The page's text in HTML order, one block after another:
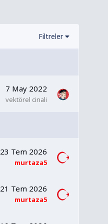
Filtreler
7 May 2022
vektörel cinali
23 Tem 2026
murtaza5
21 Tem 2026
murtaza5